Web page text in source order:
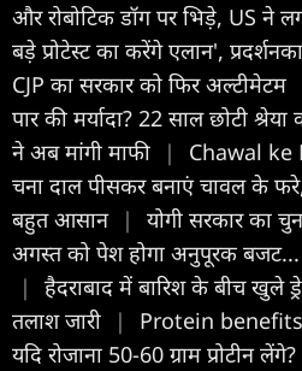
और रोबोटिक डॉग पर भिड़े, US ने
बड़े प्रोटेस्ट का करेंगे एलान',
CJP का सरकार को फ‍िर अल्टीमेटम
पार की मर्यादा? 22 साल छोटी
ने अब मांगी माफी
|
Chawal ke
चना दाल पीसकर बनाएं चावल के
बहुत आसान |
योगी सरकार का
अगस्त को पेश होगा अनुपूरक बजट...
|
हैदराबाद में बारिश के बीच खुले
तलाश जारी
|
Protein benefits
यदि रोजाना 50-60 ग्राम प्रोटीन